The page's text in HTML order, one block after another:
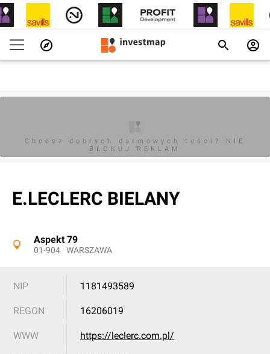
Chcesz dobrych darmowych teści? NIE
BLOKUJ REKLAM
E.LECLERC BIELANY
Aspekt 79
01-904 WARSZAWA
NIP 1181493589
REGON 16206019
WWW https://leclerc.com.pl/